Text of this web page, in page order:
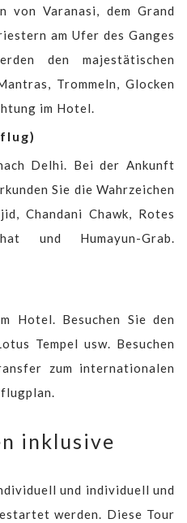
von Varanasi, dem Grand
am Ufer des Ganges
den majestätischen
Trommeln, Glocken
im Hotel.
Delhi. Bei der Ankunft
Sie die Wahrzeichen
Chandani Chawk, Rotes
und Humayun-Grab.
Hotel. Besuchen Sie den
Tempel usw. Besuchen
zum internationalen
inklusive
und individuell und
werden. Diese Tour